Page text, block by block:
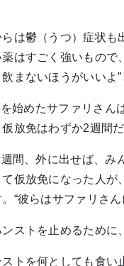
らは鬱（うつ）症状
はすごく強いもの
まないほうがいいよ”
始めたサファリさん
放免はわずか2週間だ
週間、外に出せば、
仮放免になった人
“彼らはサファリさ
ンストを止めるため
トを何としても食